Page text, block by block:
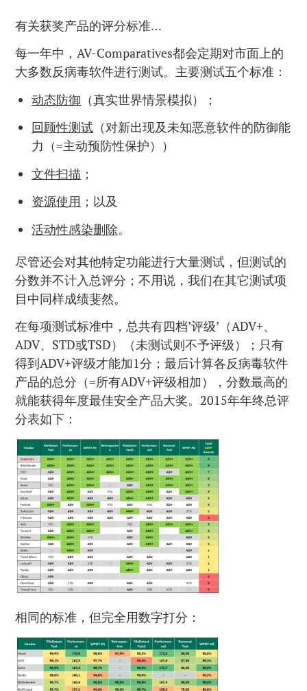
有关获奖产品的评分标准…
每一年中，AV-Comparatives都会定期对市面上的
大多数反病毒软件进行测试。主要测试五个标准：
动态防御 （真实世界情景模拟）；
回顾性测试 （对新出现及未知恶意软件的防御能
力（=主动预防性保护））
文件扫描 ；
资源使用 ；以及
活动性感染删除。
尽管还会对其他特定功能进行大量测试，但测试的
分数并不计入总评分；不用说，我们在其它测试项
目中同样成绩斐然。
在每项测试标准中，总共有四档’评级’（ADV+、
ADV、STD或TSD）（未测试则不予评级）；只有
得到ADV+评级才能加1分；最后计算各反病毒软件
产品的总分（=所有ADV+评级相加），分数最高的
就能获得年度最佳安全产品大奖。2015年年终总评
分表如下：
相同的标准，但完全用数字打分：